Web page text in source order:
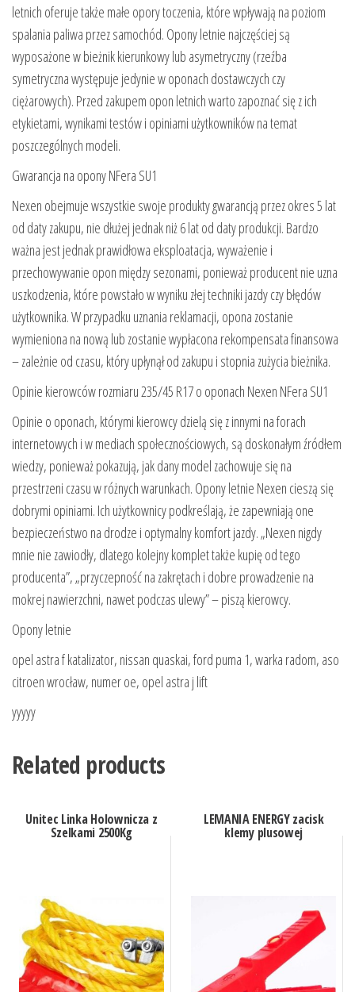
letnich oferuje także małe opory toczenia, które wpływają na poziom
spalania paliwa przez samochód. Opony letnie najczęściej są
wyposażone w bieżnik kierunkowy lub asymetryczny (rzeźba
symetryczna występuje jedynie w oponach dostawczych czy
ciężarowych). Przed zakupem opon letnich warto zapoznać się z ich
etykietami, wynikami testów i opiniami użytkowników na temat
poszczególnych modeli.
Gwarancja na opony NFera SU1
Nexen obejmuje wszystkie swoje produkty gwarancją przez okres 5 lat
od daty zakupu, nie dłużej jednak niż 6 lat od daty produkcji. Bardzo
ważna jest jednak prawidłowa eksploatacja, wyważenie i
przechowywanie opon między sezonami, ponieważ producent nie uzna
uszkodzenia, które powstało w wyniku złej techniki jazdy czy błędów
użytkownika. W przypadku uznania reklamacji, opona zostanie
wymieniona na nową lub zostanie wypłacona rekompensata finansowa
– zależnie od czasu, który upłynął od zakupu i stopnia zużycia bieżnika.
Opinie kierowców rozmiaru 235/45 R17 o oponach Nexen NFera SU1
Opinie o oponach, którymi kierowcy dzielą się z innymi na forach
internetowych i w mediach społecznościowych, są doskonałym źródłem
wiedzy, ponieważ pokazują, jak dany model zachowuje się na
przestrzeni czasu w różnych warunkach. Opony letnie Nexen cieszą się
dobrymi opiniami. Ich użytkownicy podkreślają, że zapewniają one
bezpieczeństwo na drodze i optymalny komfort jazdy. „Nexen nigdy
mnie nie zawiodły, dlatego kolejny komplet także kupię od tego
producenta”, „przyczepność na zakrętach i dobre prowadzenie na
mokrej nawierzchni, nawet podczas ulewy” – piszą kierowcy.
Opony letnie
opel astra f katalizator, nissan quaskai, ford puma 1, warka radom, aso
citroen wrocław, numer oe, opel astra j lift
yyyyy
Related products
Unitec Linka Holownicza z
Szelkami 2500Kg
LEMANIA ENERGY zacisk
klemy plusowej